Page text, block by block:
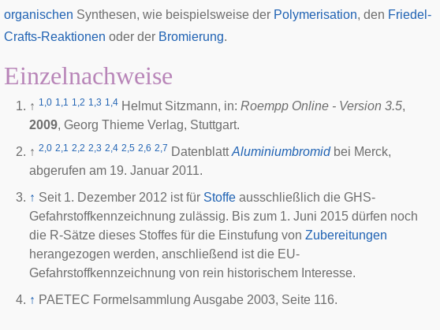
organischen Synthesen, wie beispielsweise der Polymerisation, den Friedel-
Crafts-Reaktionen oder der Bromierung.
Einzelnachweise
↑ 1,0 1,1 1,2 1,3 1,4 Helmut Sitzmann, in: Roempp Online - Version 3.5,
2009, Georg Thieme Verlag, Stuttgart.
↑ 2,0 2,1 2,2 2,3 2,4 2,5 2,6 2,7 DatenblattAluminiumbromidbei Merck,
abgerufen am 19. Januar 2011.
↑ Seit 1. Dezember 2012 ist für Stoffe ausschließlich die GHS-
Gefahrstoffkennzeichnung zulässig. Bis zum 1. Juni 2015 dürfen noch
die R-Sätze dieses Stoffes für die Einstufung von Zubereitungen
herangezogen werden, anschließend ist die EU-
Gefahrstoffkennzeichnung von rein historischem Interesse.
↑ PAETEC Formelsammlung Ausgabe 2003, Seite 116.